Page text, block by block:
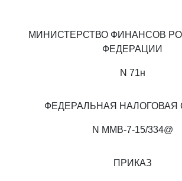
МИНИСТЕРСТВО ФИНАНСОВ
ФЕДЕРАЦИИ
N 71н
ФЕДЕРАЛЬНАЯ НАЛОГОВАЯ
N ММВ-7-15/334@
ПРИКАЗ